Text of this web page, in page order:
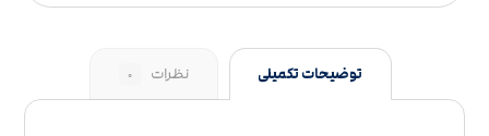
توضیحات تکمیلی نظرات ۰